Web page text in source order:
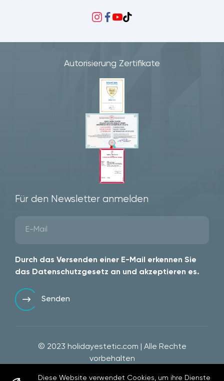
Autorisierung Zertifikate
Für den Newsletter anmelden
Durch das Versenden einer E-Mail erkennen Sie
das Datenschutzgesetz an und akzeptieren es.
Senden
© 2023 holidayestetic.com | Alle Rechte
vorbehalten
Diese Website verwendet Cookies, um ihre Dienste